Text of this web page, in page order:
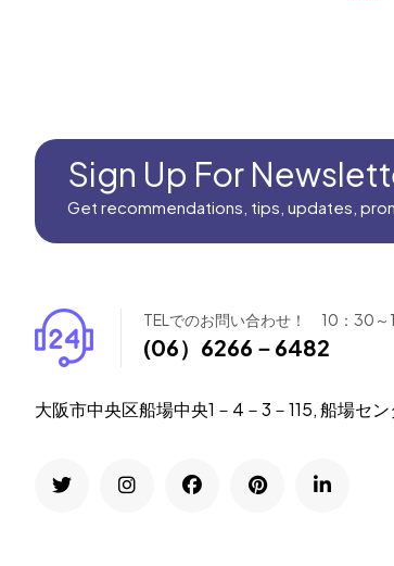
Sign Up For
Get recommendations, tips, updates,
TELでのお問い合わせ！ 10：30
(06）6266－6482
大阪市中央区船場中央1－4－3－115, 船場セ